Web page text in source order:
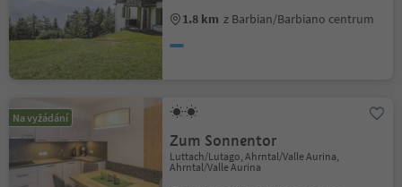
1.8 km z Barbian/Barbiano centrum
Na vyžádání
Zum Sonnentor
Luttach/Lutago, Ahrntal/Valle Aurina,
Ahrntal/Valle Aurina